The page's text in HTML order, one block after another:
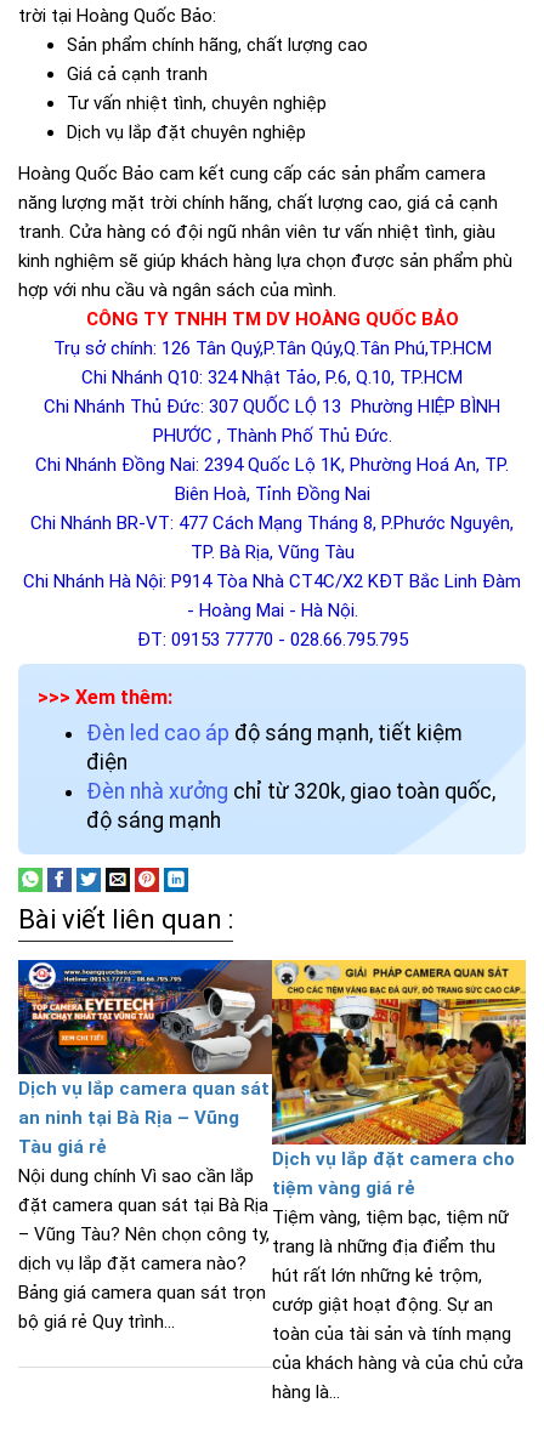
trời tại Hoàng Quốc Bảo:
Sản phẩm chính hãng, chất lượng cao
Giá cả cạnh tranh
Tư vấn nhiệt tình, chuyên nghiệp
Dịch vụ lắp đặt chuyên nghiệp
Hoàng Quốc Bảo cam kết cung cấp các sản phẩm camera
năng lượng mặt trời chính hãng, chất lượng cao, giá cả cạnh
tranh. Cửa hàng có đội ngũ nhân viên tư vấn nhiệt tình, giàu
kinh nghiệm sẽ giúp khách hàng lựa chọn được sản phẩm phù
hợp với nhu cầu và ngân sách của mình.
CÔNG TY TNHH TM DV HOÀNG QUỐC BẢO
Trụ sở chính: 126 Tân Quý,P.Tân Qúy,Q.Tân Phú,TP.HCM
Chi Nhánh Q10: 324 Nhật Tảo, P.6, Q.10, TP.HCM
Chi Nhánh Thủ Đức: 307 QUỐC LỘ 13 Phường HIỆP BÌNH
PHƯỚC , Thành Phố Thủ Đức.
Chi Nhánh Đồng Nai: 2394 Quốc Lộ 1K, Phường Hoá An, TP.
Biên Hoà, Tỉnh Đồng Nai
Chi Nhánh BR-VT: 477 Cách Mạng Tháng 8, P.Phước Nguyên,
TP. Bà Rịa, Vũng Tàu
Chi Nhánh Hà Nội: P914 Tòa Nhà CT4C/X2 KĐT Bắc Linh Đàm
- Hoàng Mai - Hà Nội.
ĐT: 09153 77770 - 028.66.795.795
>>> Xem thêm:
Đèn led cao áp độ sáng mạnh, tiết kiệm
điện
Đèn nhà xưởng chỉ từ 320k, giao toàn quốc,
độ sáng mạnh
Bài viết liên quan :
Dịch vụ lắp camera quan sát
an ninh tại Bà Rịa – Vũng
Tàu giá rẻ
Nội dung chính Vì sao cần lắp
đặt camera quan sát tại Bà Rịa
– Vũng Tàu? Nên chọn công ty,
dịch vụ lắp đặt camera nào?
Bảng giá camera quan sát trọn
bộ giá rẻ Quy trình...
Dịch vụ lắp đặt camera cho
tiệm vàng giá rẻ
Tiệm vàng, tiệm bạc, tiệm nữ
trang là những địa điểm thu
hút rất lớn những kẻ trộm,
cướp giật hoạt động. Sự an
toàn của tài sản và tính mạng
của khách hàng và của chủ cửa
hàng là...